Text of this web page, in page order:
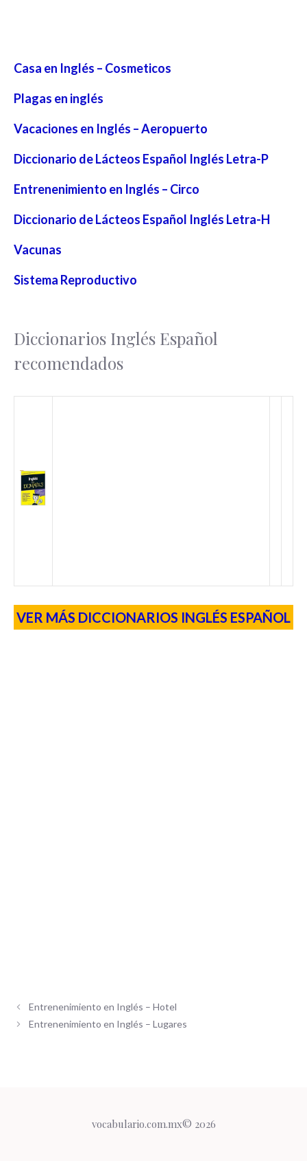
Casa en Inglés – Cosmeticos
Plagas en inglés
Vacaciones en Inglés – Aeropuerto
Diccionario de Lácteos Español Inglés Letra-P
Entrenenimiento en Inglés – Circo
Diccionario de Lácteos Español Inglés Letra-H
Vacunas
Sistema Reproductivo
Diccionarios Inglés Español
recomendados
VER MÁS DICCIONARIOS INGLÉS ESPAÑOL
Entrenenimiento en Inglés – Hotel
Entrenenimiento en Inglés – Lugares
vocabulario.com.mx© 2026